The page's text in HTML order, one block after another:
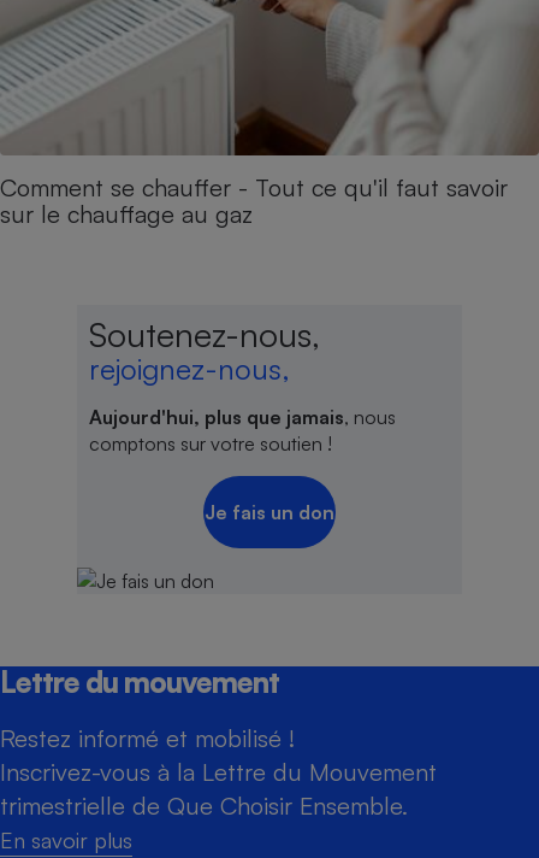
Comment se chauffer - Tout ce qu'il faut savoir
sur le chauffage au gaz
Soutenez-nous,
rejoignez-nous,
Aujourd'hui, plus que jamais, nous
comptons sur votre soutien !
Je fais un don
Lettre du mouvement
Restez informé et mobilisé !
Inscrivez-vous à la Lettre du Mouvement
trimestrielle de Que Choisir Ensemble.
En savoir plus